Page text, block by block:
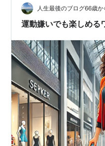
人生最後のブログ66歳
運動嫌いでも楽しめる